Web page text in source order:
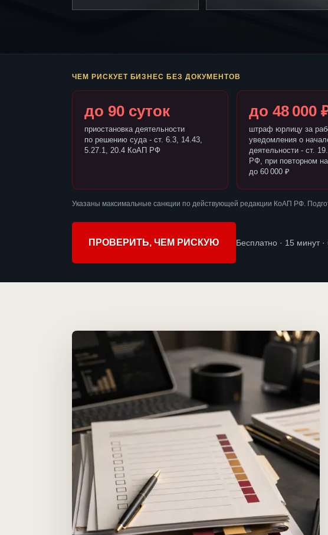
ЧЕМ РИСКУЕТ БИЗНЕС БЕЗ ДОКУМЕНТОВ
до 90 суток
приостановка деятельности
по решению суда - ст. 6.3, 14.43,
5.27.1, 20.4 КоАП РФ
до 48 000
штраф юрлицу за
уведомления о
деятельности - ст.
РФ, при повторном
до 60 000 ₽
Указаны максимальные санкции по действующей редакции КоАП РФ.
ПРОВЕРИТЬ, ЧЕМ РИСКУЮ Бесплатно · 15 минут ·